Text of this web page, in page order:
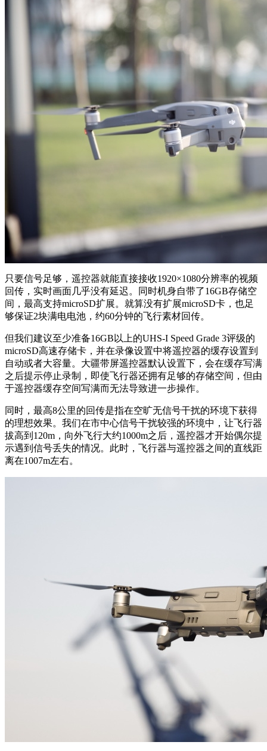
只要信号足够，遥控器就能直接接收1920×1080分辨率的视频
回传，实时画面几乎没有延迟。同时机身自带了16GB存储空
间，最高支持microSD扩展。就算没有扩展microSD卡，也足
够保证2块满电电池，约60分钟的飞行素材回传。
但我们建议至少准备16GB以上的UHS-I Speed Grade 3评级的
microSD高速存储卡，并在录像设置中将遥控器的缓存设置到
自动或者大容量。大疆带屏遥控器默认设置下，会在缓存写满
之后提示停止录制，即使飞行器还拥有足够的存储空间，但由
于遥控器缓存空间写满而无法导致进一步操作。
同时，最高8公里的回传是指在空旷无信号干扰的环境下获得
的理想效果。我们在市中心信号干扰较强的环境中，让飞行器
拔高到120m，向外飞行大约1000m之后，遥控器才开始偶尔提
示遇到信号丢失的情况。此时，飞行器与遥控器之间的直线距
离在1007m左右。